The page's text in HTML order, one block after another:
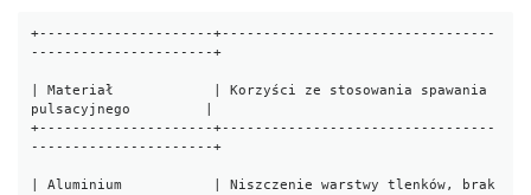
+---------------------+---------------------------------
----------------------+
| Materiał            | Korzyści ze stosowania spawania
pulsacyjnego         |
+---------------------+---------------------------------
----------------------+
| Aluminium           | Niszczenie warstwy tlenków, brak